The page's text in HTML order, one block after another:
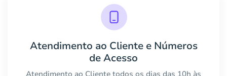
Atendimento ao Cliente e Números
de Acesso
Atendimento ao Cliente todos os dias das 10h às